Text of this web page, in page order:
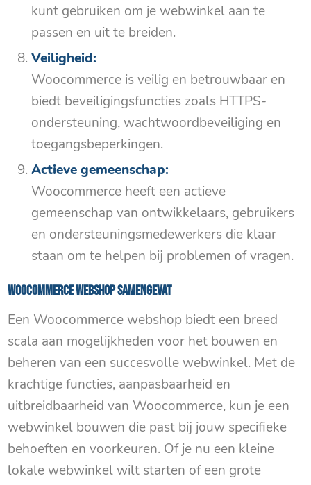
kunt gebruiken om je webwinkel aan te
passen en uit te breiden.
Veiligheid:
Woocommerce is veilig en betrouwbaar en
biedt beveiligingsfuncties zoals HTTPS-
ondersteuning, wachtwoordbeveiliging en
toegangsbeperkingen.
Actieve gemeenschap:
Woocommerce heeft een actieve
gemeenschap van ontwikkelaars, gebruikers
en ondersteuningsmedewerkers die klaar
staan om te helpen bij problemen of vragen.
Woocommerce webshop samengevat
Een Woocommerce webshop biedt een breed
scala aan mogelijkheden voor het bouwen en
beheren van een succesvolle webwinkel. Met de
krachtige functies, aanpasbaarheid en
uitbreidbaarheid van Woocommerce, kun je een
webwinkel bouwen die past bij jouw specifieke
behoeften en voorkeuren. Of je nu een kleine
lokale webwinkel wilt starten of een grote